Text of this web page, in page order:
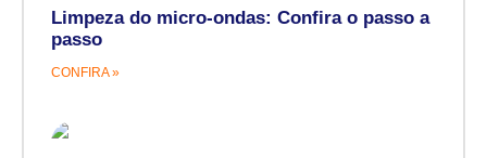
Limpeza do micro-ondas: Confira o passo a
passo
CONFIRA »